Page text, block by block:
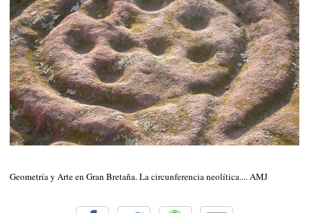
Geometría y Arte en Gran Bretaña. La circunferencia neolítica.... AMJ